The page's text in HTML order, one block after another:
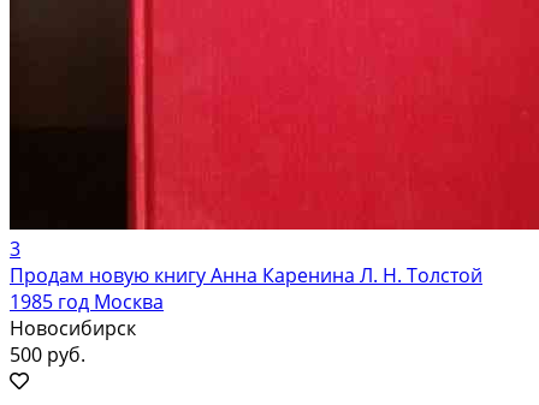
3
Продам новую книгу Анна Каренина Л. Н. Толстой
1985 год Москва
Новосибирск
500 руб.